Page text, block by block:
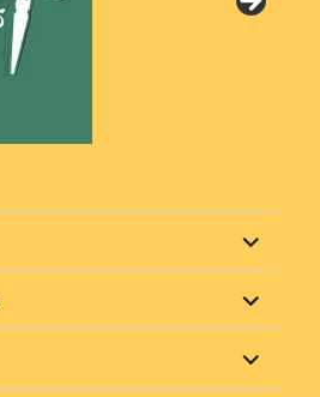
ouvrir
le
sous-
menu
ouvrir
le
sous-
menu
ouvrir
le
sous-